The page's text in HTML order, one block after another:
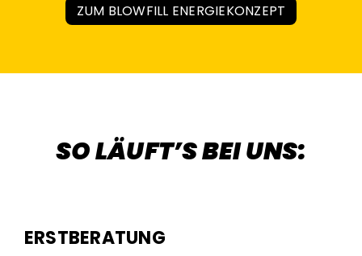
ZUM BLOWFILL ENERGIEKONZEPT
SO LÄUFT’S BEI UNS:
ERSTBERATUNG